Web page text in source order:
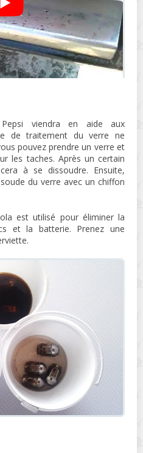
viendra en aide aux
de traitement du verre ne
pouvez prendre un verre et
les taches. Après un certain
à se dissoudre. Ensuite,
du verre avec un chiffon
est utilisé pour éliminer la
et la batterie. Prenez une